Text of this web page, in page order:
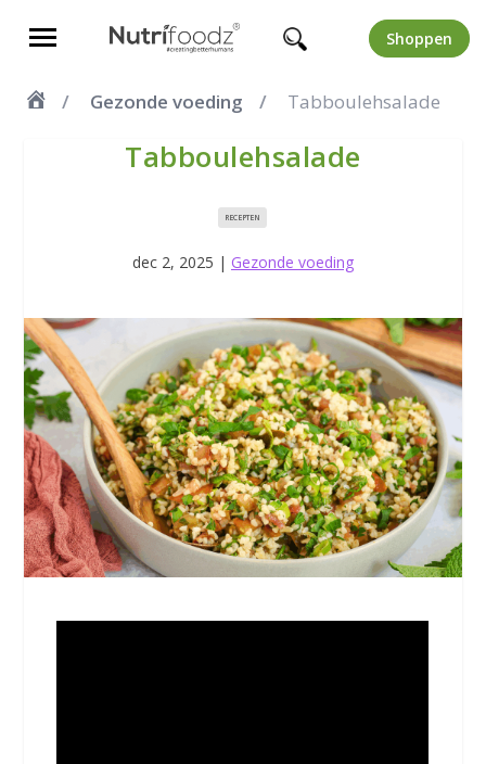
Shoppen
Gezonde voeding Tabboulehsalade
Tabboulehsalade
RECEPTEN
dec 2, 2025 | Gezonde voeding